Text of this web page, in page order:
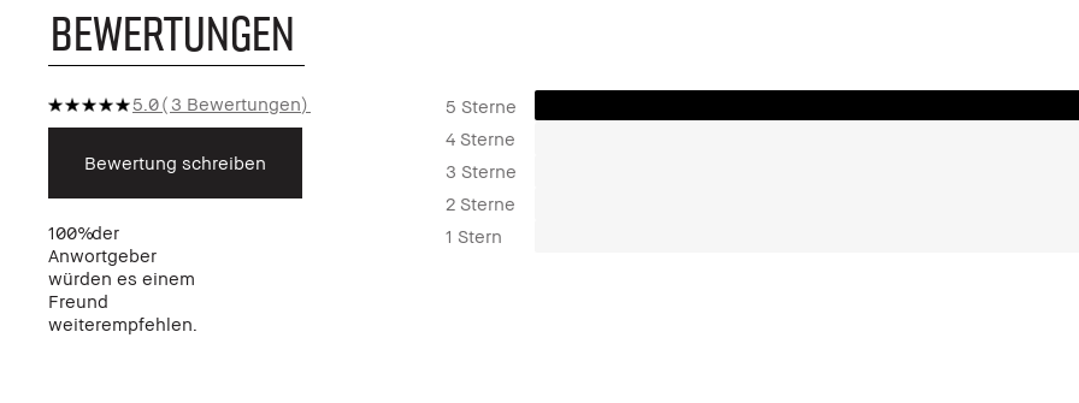
BEWERTUNGEN
5.0 3 Bewertungen
Bewertung schreiben
100%der
Anwortgeber
würden es einem
Freund
weiterempfehlen.
5 Sterne
4 Sterne
3 Sterne
2 Sterne
1 Stern